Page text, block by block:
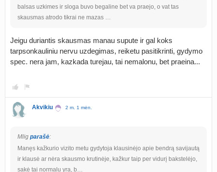
balsas uzkimes ir sloga buvo begaline bet va praejo, o vat tas
skausmas atrodo tikrai ne mazas …
Jeigu duriantis skausmas manau supute ir gal koks
tarpsonkauliniu nervu uzdegimas, reiketu pasitikrinti, gydymo
spec. nera jam, kazkada turejau, tai nemalonu, bet praeina...
Akvikiu 2 m. 1 mėn.
Mlig parašė:
Manęs kažkurio vizito metu gydytoja klausinėjo apie bendrą savijautą
ir klausė ar nėra skausmo krutinėje, kažkur taip per vidurį bakstelėjo,
sakė tai normalu yra, b…